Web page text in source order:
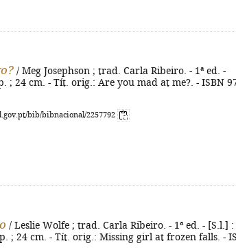
/ Meg Josephson ; trad. Carla Ribeiro. - 1ª ed. -
; 24 cm. - Tít. orig.: Are you mad at me?. - ISBN
bib/bibnacional/2257792
/ Leslie Wolfe ; trad. Carla Ribeiro. - 1ª ed. - [S.l.] :
; 24 cm. - Tít. orig.: Missing girl at frozen falls. -